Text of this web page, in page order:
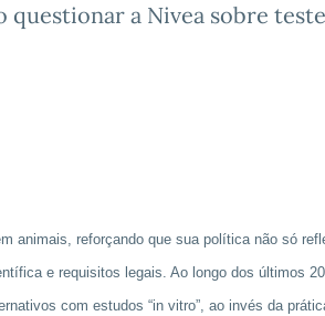
a Nivea sobre
animais, reforçando que sua política não só
e requisitos legais. Ao longo dos últimos
com estudos “in vitro”, ao invés da